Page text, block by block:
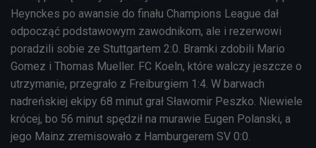
Heynckes po awansie do finału Champions League dał
odpocząć podstawowym zawodnikom, ale i rezerwowi
poradzili sobie ze Stuttgartem 2:0. Bramki zdobili Mario
Gomez i Thomas Mueller. FC Koeln, które walczy jeszcze o
utrzymanie, przegrało z Freiburgiem 1:4. W barwach
nadreńskiej ekipy 68 minut grał Sławomir Peszko. Niewiele
krócej, bo 56 minut spędził na murawie Eugen Polanski, a
jego Mainz zremisowało z Hamburgerem SV 0:0.